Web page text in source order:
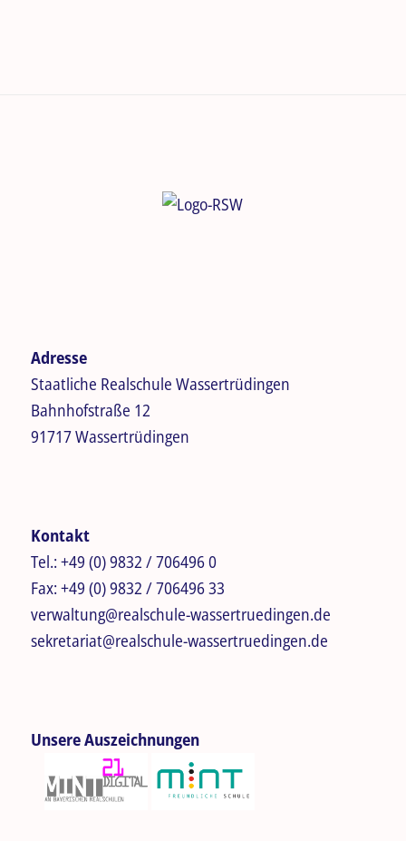
Adresse
Staatliche Realschule Wassertrüdingen
Bahnhofstraße 12
91717 Wassertrüdingen
Kontakt
Tel.: +49 (0) 9832 / 706496 0
Fax: +49 (0) 9832 / 706496 33
verwaltung@realschule-wassertruedingen.de
sekretariat@realschule-wassertruedingen.de
Unsere Auszeichnungen